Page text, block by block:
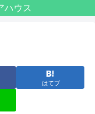
ハウス
はてブ